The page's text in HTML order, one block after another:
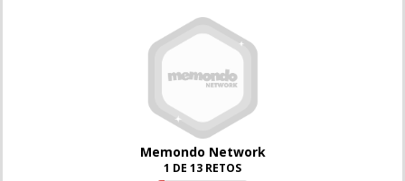
Memondo Network
1 DE 13 RETOS